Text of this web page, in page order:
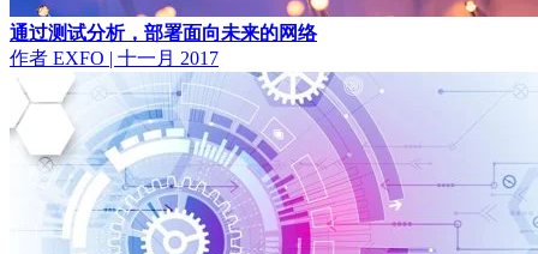
通过测试分析，部署面向未来的网络
作者 EXFO | 十一月 2017